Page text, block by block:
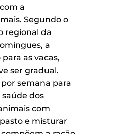
a
Segundo o
regional da
a
as vacas,
ser gradual.
semana para
dos
com
e misturar